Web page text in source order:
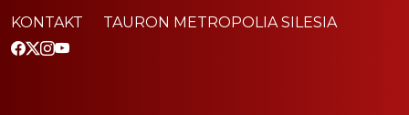
KONTAKT
TAURON METROPOLIA SILESIA